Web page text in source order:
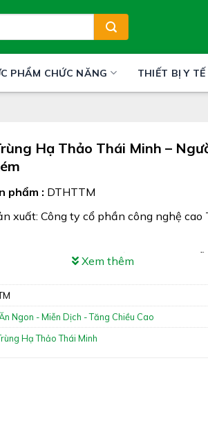
PHẨM CHỨC NĂNG THIẾT BỊ Y TẾ
Hạ Thảo Thái Minh –
phẩm : DTHTTM
xuất: Công ty cổ phần công nghệ cao
dụng: Đông Trùng Hạ Thảo Thái Minh hỗ
Việt Nam
10016/2021/ĐKSP – 88/2022/
Hộp 30 viên
Xem thêm
Ngon - Miễn Dịch - Tăng Chiều Cao
Hạ Thảo Thái Minh